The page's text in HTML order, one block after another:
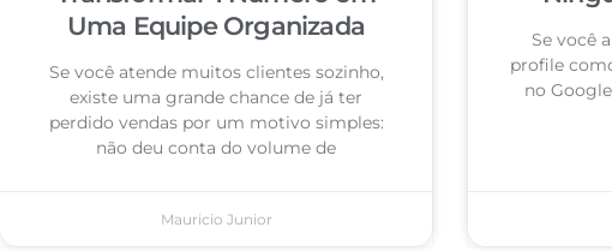
Uma Equipe Organizada
Se você atende muitos clientes sozinho,
existe uma grande chance de já ter
perdido vendas por um motivo simples:
não deu conta do volume de
Mauricio Junior
Se você
profile
no